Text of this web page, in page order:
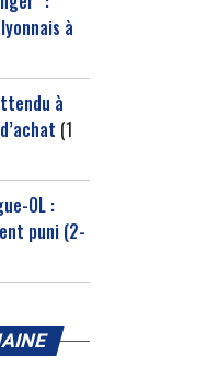
à
à
(1
OL :
puni (2-